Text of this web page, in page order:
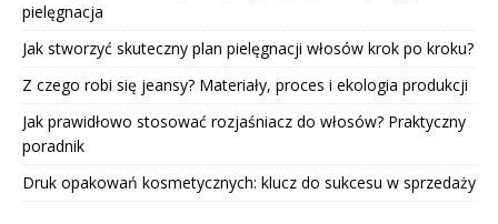
pielęgnacja
Jak stworzyć skuteczny plan pielęgnacji włosów krok po kroku?
Z czego robi się jeansy? Materiały, proces i ekologia produkcji
Jak prawidłowo stosować rozjaśniacz do włosów? Praktyczny
poradnik
Druk opakowań kosmetycznych: klucz do sukcesu w sprzedaży